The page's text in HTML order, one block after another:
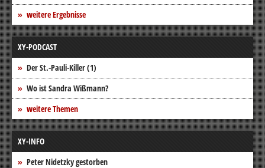
weitere Ergebnisse
XY-PODCAST
Der St.-Pauli-Killer (1)
Wo ist Sandra Wißmann?
weitere Themen
XY-INFO
Peter Nidetzky gestorben